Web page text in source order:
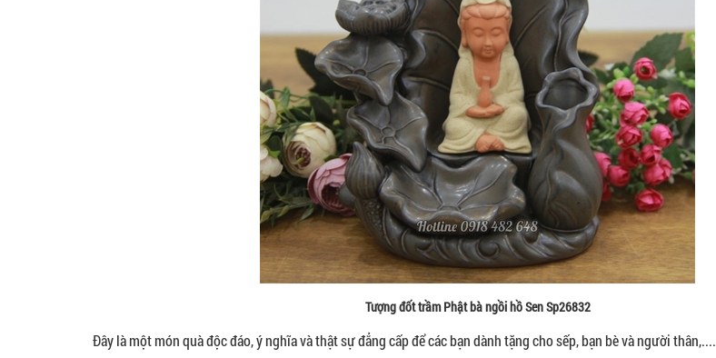
Tượng đốt trầm Phật bà ngồi hồ Sen Sp26832
Đây là một món quà độc đáo, ý nghĩa và thật sự đẳng cấp để các bạn dành tặng cho sếp, bạn bè và người thân,....